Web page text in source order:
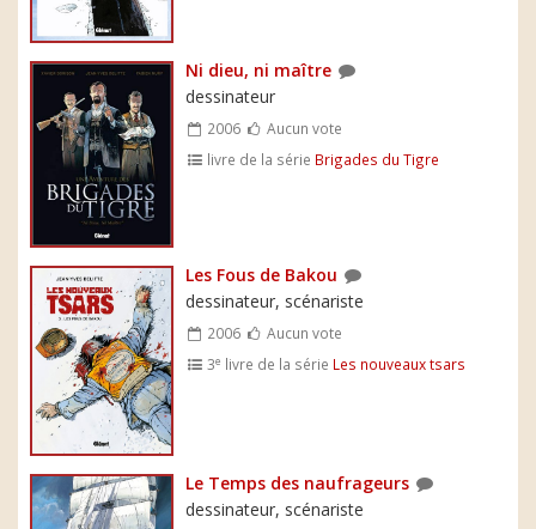
Ni dieu, ni maître
dessinateur
2006
Aucun vote
livre de la série Brigades du Tigre
Les Fous de Bakou
dessinateur, scénariste
2006
Aucun vote
3e livre de la série Les nouveaux tsars
Le Temps des naufrageurs
dessinateur, scénariste